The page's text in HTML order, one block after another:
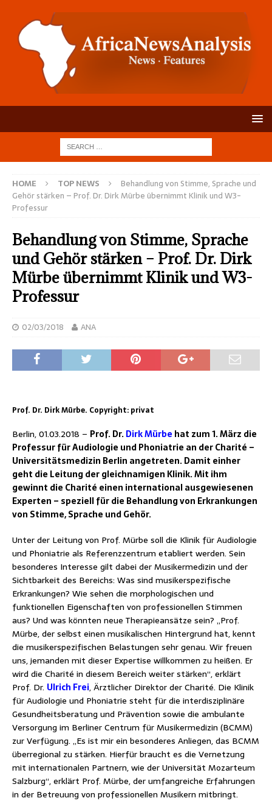
HOME TOP NEWS
Behandlung von Stimme, Sprache und
Gehör stärken – Prof. Dr. Dirk Mürbe übernimmt Klinik und W3-
Professur
Behandlung von Stimme, Sprache
und Gehör stärken – Prof. Dr. Dirk
Mürbe übernimmt Klinik und W3-
Professur
02/03/2018 ANA
Prof. Dr. Dirk Mürbe. Copyright: privat
Berlin, 01.03.2018 – Prof. Dr.Dirk Mürbe hat zum 1. März die
Professur für Audiologie und Phoniatrie an der Charité –
Universitätsmedizin Berlin angetreten. Damit einher
geht die Leitung der gleichnamigen Klinik. Mit ihm
gewinnt die Charité einen international ausgewiesenen
Experten – speziell für die Behandlung von Erkrankungen
von Stimme, Sprache und Gehör.
Unter der Leitung von Prof. Mürbe soll die Klinik für Audiologie
und Phoniatrie als Referenzzentrum etabliert werden. Sein
besonderes Interesse gilt dabei der Musikermedizin und der
Sichtbarkeit des Bereichs: Was sind musikerspezifische
Erkrankungen? Wie sehen die morphologischen und
funktionellen Eigenschaften von professionellen Stimmen
aus? Und was könnten neue Therapieansätze sein? „Prof.
Mürbe, der selbst einen musikalischen Hintergrund hat, kennt
die musikerspezifischen Belastungen sehr genau. Wir freuen
uns, jemanden mit dieser Expertise willkommen zu heißen. Er
wird die Charité in diesem Bereich weiter stärken“, erklärt
Prof. Dr. Ulrich Frei, Ärztlicher Direktor der Charité. Die Klinik
für Audiologie und Phoniatrie steht für die interdisziplinäre
Gesundheitsberatung und Prävention sowie die ambulante
Versorgung im Berliner Centrum für Musikermedizin (BCMM)
zur Verfügung. „Es ist mir ein besonderes Anliegen, das BCMM
überregional zu stärken. Hierfür braucht es die Vernetzung
mit internationalen Partnern, wie der Universität Mozarteum
Salzburg“, erklärt Prof. Mürbe, der umfangreiche Erfahrungen
in der Betreuung von professionellen Musikern mitbringt.